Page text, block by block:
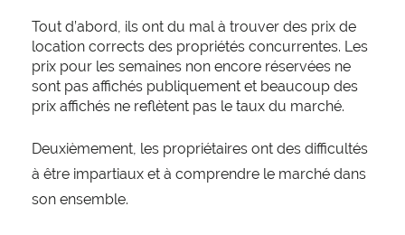
Tout d’abord, ils ont du mal à trouver des prix de
location corrects des propriétés concurrentes. Les
prix pour les semaines non encore réservées ne
sont pas affichés publiquement et beaucoup des
prix affichés ne reflètent pas le taux du marché.
Deuxièmement, les propriétaires ont des difficultés
à être impartiaux et à comprendre le marché dans
son ensemble.